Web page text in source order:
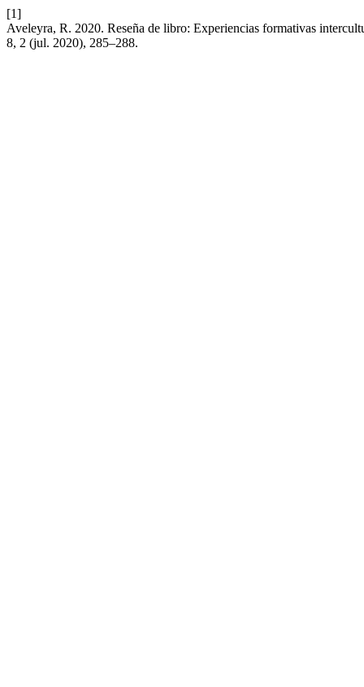
[1]
Aveleyra, R. 2020. Reseña de libro: Experiencias formativas
8, 2 (jul. 2020), 285–288.